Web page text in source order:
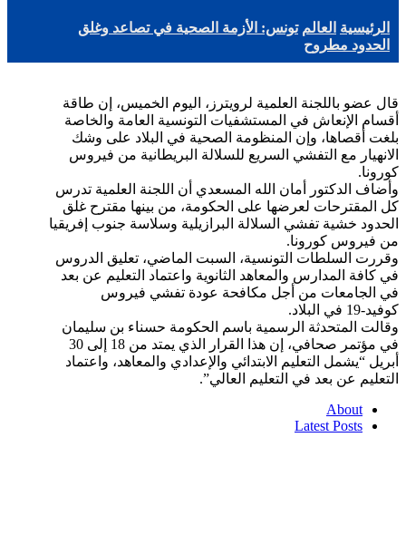
الرئيسية العالم تونس: الأزمة الصحية في تصاعد وغلق
الحدود مطروح
قال عضو باللجنة العلمية لرويترز، اليوم الخميس، إن طاقة
أقسام الإنعاش في المستشفيات التونسية العامة والخاصة
بلغت أقصاها، وإن المنظومة الصحية في البلاد على وشك
الانهيار مع التفشي السريع للسلالة البريطانية من فيروس
كورونا.
وأضاف الدكتور أمان الله المسعدي أن اللجنة العلمية تدرس
كل المقترحات لعرضها على الحكومة، من بينها مقترح غلق
الحدود خشية تفشي السلالة البرازيلية وسلاسة جنوب إفريقيا
من فيروس كورونا.
وقررت السلطات التونسية، السبت الماضي، تعليق الدروس
في كافة المدارس والمعاهد الثانوية واعتماد التعليم عن بعد
في الجامعات من أجل مكافحة عودة تفشي فيروس
كوفيد-19 في البلاد.
وقالت المتحدثة الرسمية باسم الحكومة حسناء بن سليمان
في مؤتمر صحافي، إن هذا القرار الذي يمتد من 18 إلى 30
أبريل “يشمل التعليم الابتدائي والإعدادي والمعاهد، واعتماد
التعليم عن بعد في التعليم العالي”.
About
Latest Posts